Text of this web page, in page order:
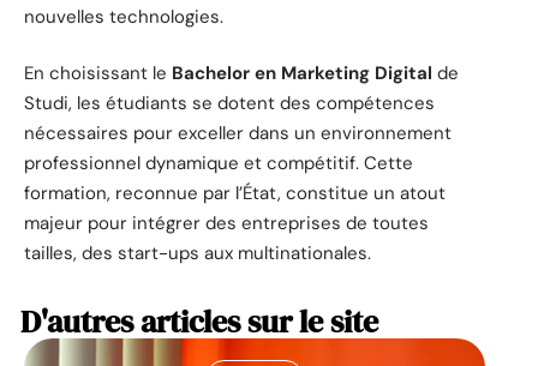
nouvelles technologies.
En choisissant le Bachelor en Marketing Digital de
Studi, les étudiants se dotent des compétences
nécessaires pour exceller dans un environnement
professionnel dynamique et compétitif. Cette
formation, reconnue par l’État, constitue un atout
majeur pour intégrer des entreprises de toutes
tailles, des start-ups aux multinationales.
D'autres articles sur le site